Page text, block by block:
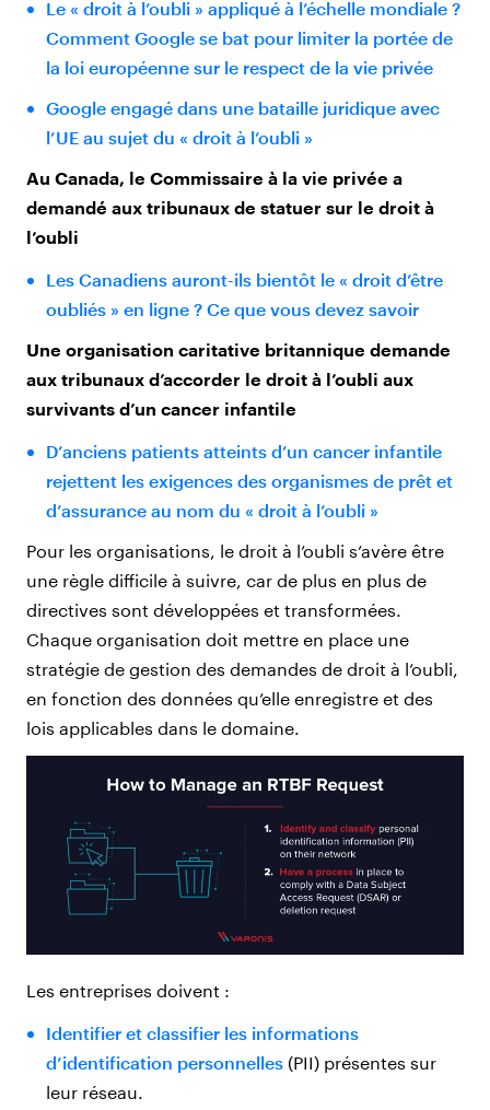
Le « droit à l’oubli » appliqué à l’échelle mondiale ?
Comment Google se bat pour limiter la portée de
la loi européenne sur le respect de la vie privée
Google engagé dans une bataille juridique avec
l’UE au sujet du « droit à l’oubli »
Au Canada, le Commissaire à la vie privée a
demandé aux tribunaux de statuer sur le droit à
l’oubli
Les Canadiens auront-ils bientôt le « droit d’être
oubliés » en ligne ? Ce que vous devez savoir
Une organisation caritative britannique demande
aux tribunaux d’accorder le droit à l’oubli aux
survivants d’un cancer infantile
D’anciens patients atteints d’un cancer infantile
rejettent les exigences des organismes de prêt et
d’assurance au nom du « droit à l’oubli »
Pour les organisations, le droit à l’oubli s’avère être
une règle difficile à suivre, car de plus en plus de
directives sont développées et transformées.
Chaque organisation doit mettre en place une
stratégie de gestion des demandes de droit à l’oubli,
en fonction des données qu’elle enregistre et des
lois applicables dans le domaine.
Les entreprises doivent :
Identifier et classifier les informations
d’identification personnelles(PII) présentes sur
leur réseau.